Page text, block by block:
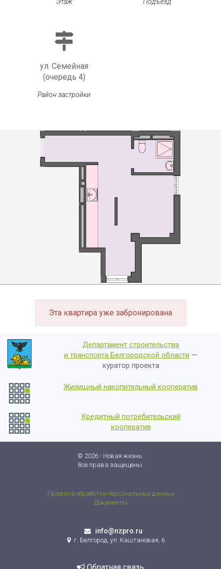
ул. Семейная
(очередь 4)
Район застройки
Эта квартира уже забронирована
Департамент строительства
и транспорта Белгородской области —
куратор проекта
Жилищный накопительный кооператив
Кредитный потребительский
кооператив
© 2026 - Новая жизнь.
Все права защищены.
Правила обработки персональных данных
Документы
info@nzpro.ru
г. Белгород, ул. Каштановая, 6
Обратная связь